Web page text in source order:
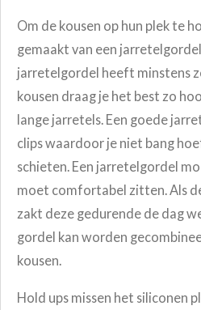
Om de kousen op hun plek te
gemaakt van een
jarretelgordel heeft minstens
kousen draag je het best zo
lange jarretels. Een goede
clips waardoor je niet bang
schieten. Een jarretelgordel
moet comfortabel zitten. Als
zakt deze gedurende de dag
gordel kan worden
kousen.
Hold ups missen het siliconen